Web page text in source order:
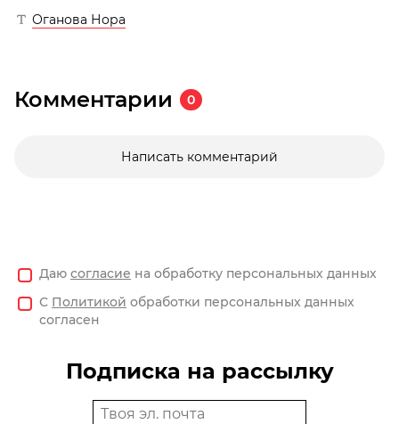
Оганова Нора
Комментарии 0
Написать комментарий
Даю согласие на обработку персональных данных
С Политикой обработки персональных данных
согласен
Подписка на рассылку